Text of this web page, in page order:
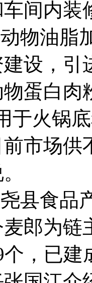
间内装
物油脂
设，引
蛋白肉
于火锅
市场供
县食品
郎为
，已